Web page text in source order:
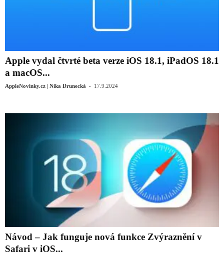
Apple vydal čtvrté beta verze iOS 18.1, iPadOS 18.1
a macOS...
AppleNovinky.cz | Nika Drunecká - 17.9.2024
Návod – Jak funguje nová funkce Zvýraznění v
Safari v iOS...